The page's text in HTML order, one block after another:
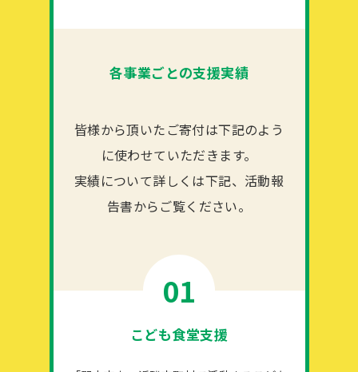
各事業ごとの支援実績
皆様から頂いたご寄付は下記のよう
に使わせていただきます。
実績について詳しくは下記、活動報
告書からご覧ください。
01
こども食堂支援